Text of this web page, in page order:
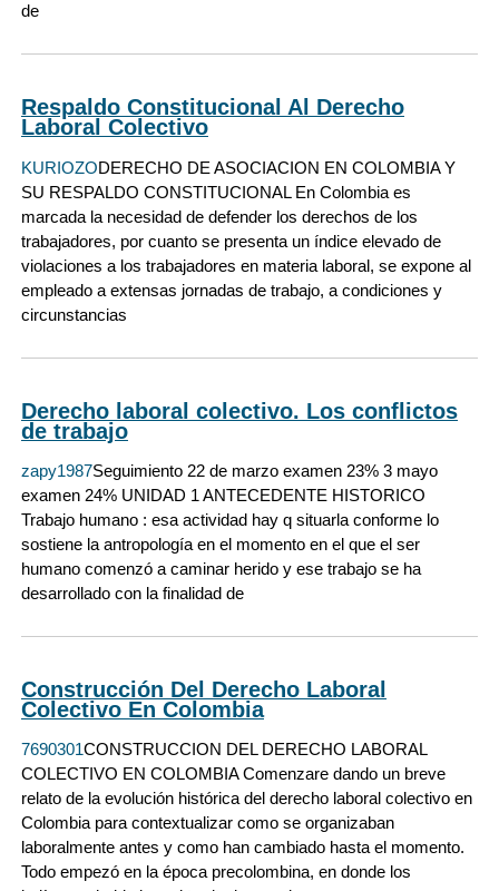
de
Respaldo Constitucional Al Derecho
Laboral Colectivo
KURIOZODERECHO DE ASOCIACION EN COLOMBIA Y
SU RESPALDO CONSTITUCIONAL En Colombia es
marcada la necesidad de defender los derechos de los
trabajadores, por cuanto se presenta un índice elevado de
violaciones a los trabajadores en materia laboral, se expone al
empleado a extensas jornadas de trabajo, a condiciones y
circunstancias
Derecho laboral colectivo. Los conflictos
de trabajo
zapy1987Seguimiento 22 de marzo examen 23% 3 mayo
examen 24% UNIDAD 1 ANTECEDENTE HISTORICO
Trabajo humano : esa actividad hay q situarla conforme lo
sostiene la antropología en el momento en el que el ser
humano comenzó a caminar herido y ese trabajo se ha
desarrollado con la finalidad de
Construcción Del Derecho Laboral
Colectivo En Colombia
7690301CONSTRUCCION DEL DERECHO LABORAL
COLECTIVO EN COLOMBIA Comenzare dando un breve
relato de la evolución histórica del derecho laboral colectivo en
Colombia para contextualizar como se organizaban
laboralmente antes y como han cambiado hasta el momento.
Todo empezó en la época precolombina, en donde los